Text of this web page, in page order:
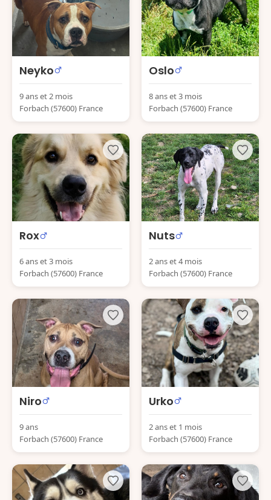
Neyko
9 ans et 2 mois
Forbach (57600) France
Oslo
8 ans et 3 mois
Forbach (57600) France
Rox
6 ans et 3 mois
Forbach (57600) France
Nuts
2 ans et 4 mois
Forbach (57600) France
Niro
9 ans
Forbach (57600) France
Urko
2 ans et 1 mois
Forbach (57600) France